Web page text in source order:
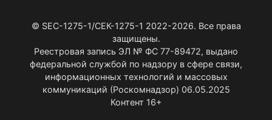
© SEC-1275-1/СЕК-1275-1 2022-2026. Все права
защищены.
Реестровая запись ЭЛ № ФС 77-89472, выдано
федеральной службой по надзору в сфере связи,
информационных технологий и массовых
коммуникаций (Роскомнадзор) 06.05.2025
Контент 16+